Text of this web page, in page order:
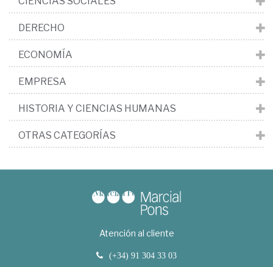
DERECHO
ECONOMÍA
EMPRESA
HISTORIA Y CIENCIAS HUMANAS
OTRAS CATEGORÍAS
Atención al cliente
(+34) 91 304 33 03